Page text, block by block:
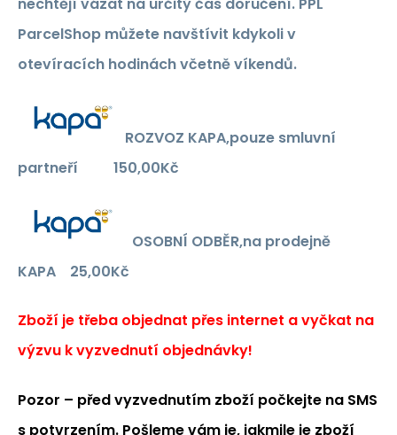
ParcelShop můžete navštívit kdykoli v
otevíracích hodinách včetně víkendů.
ROZVOZ KAPA,pouze smluvní
partneří
150,00Kč
OSOBNÍ ODBĚR,na prodejně
KAPA
25,00Kč
Zboží je třeba objednat přes internet a vyčkat na
výzvu k vyzvednutí objednávky!
Pozor – před vyzvednutím zboží počkejte na SMS
s potvrzením. Pošleme vám je, jakmile je zboží